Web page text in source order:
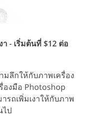
า - เริ่มต้นที่ $12 ต่อ
มลึกให้กับภาพเครื่อง
งมือ Photoshop
รถเพิ่มเงาให้กับภาพ
ไป